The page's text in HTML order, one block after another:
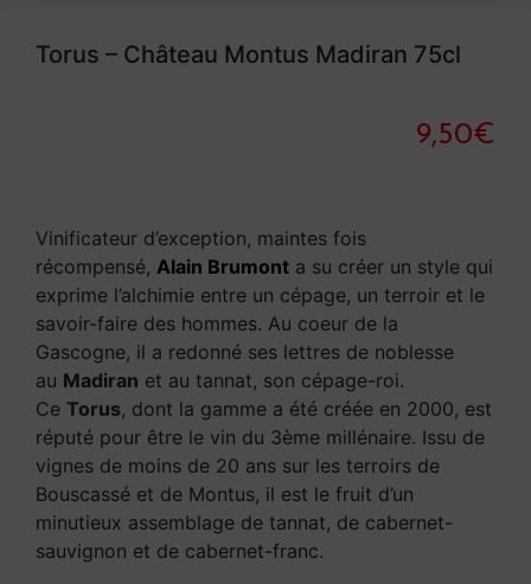
Torus – Château Montus Madiran 75cl
9,50€
Vinificateur d’exception, maintes fois
récompensé, Alain Brumont a su créer un style qui
exprime l’alchimie entre un cépage, un terroir et le
savoir-faire des hommes. Au coeur de la
Gascogne, il a redonné ses lettres de noblesse
au Madiran et au tannat, son cépage-roi.
Ce Torus, dont la gamme a été créée en 2000, est
réputé pour être le vin du 3ème millénaire. Issu de
vignes de moins de 20 ans sur les terroirs de
Bouscassé et de Montus, il est le fruit d’un
minutieux assemblage de tannat, de cabernet-
sauvignon et de cabernet-franc.